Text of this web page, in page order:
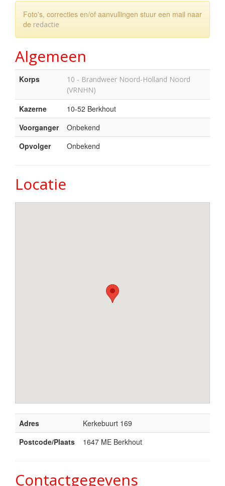
Foto's, correcties en/of aanvullingen stuur een mail naar
de redactie
Algemeen
Korps
10 - Brandweer Noord-Holland Noord
(VRNHN)
Kazerne
10-52 Berkhout
Voorganger
Onbekend
Opvolger
Onbekend
Locatie
Adres
Kerkebuurt 169
Postcode/Plaats
1647 ME Berkhout
Contactgegevens